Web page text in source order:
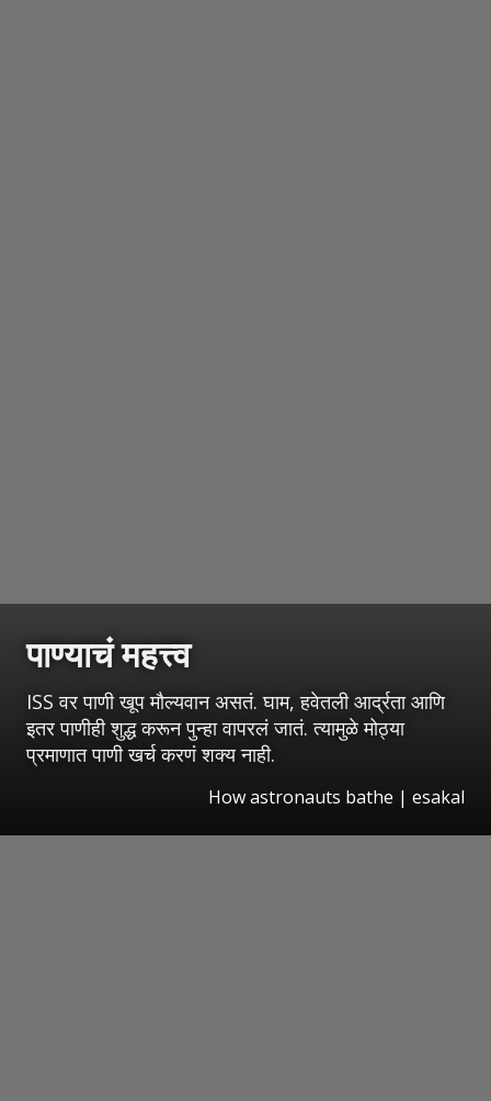
पाण्याचं महत्त्व
ISS वर पाणी खूप मौल्यवान असतं. घाम, हवेतली आर्द्रता आणि
इतर पाणीही शुद्ध करून पुन्हा वापरलं जातं. त्यामुळे मोठ्या
प्रमाणात पाणी खर्च करणं शक्य नाही.
How astronauts bathe | esakal